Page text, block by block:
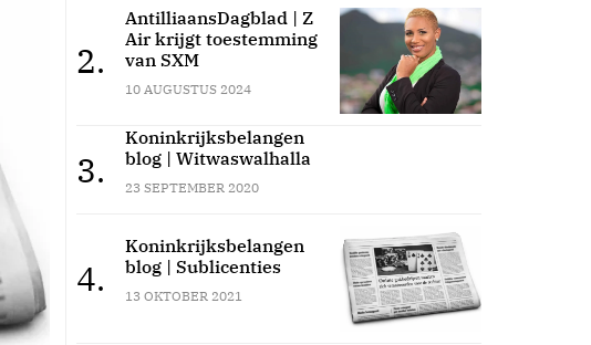
2.
AntilliaansDagblad | Z
Air krijgt toestemming
van SXM
10 AUGUSTUS 2024
3.
Koninkrijksbelangen
blog | Witwaswalhalla
23 SEPTEMBER 2020
4.
Koninkrijksbelangen
blog | Sublicenties
13 OKTOBER 2021